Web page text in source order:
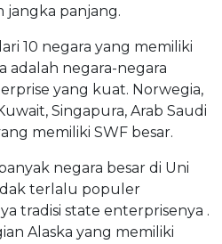
jangka panjang.
10 negara yang memiliki
adalah negara-negara
yang kuat. Norwegia,
Singapura, Arab Saudi
memiliki SWF besar.
negara besar di Uni
terlalu populer
tradisi state enterprisenya .
Alaska yang memiliki